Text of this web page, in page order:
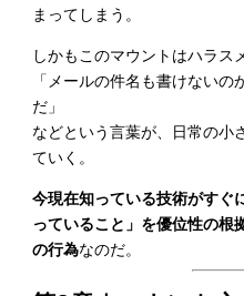
まってしまう。
しかもこのマウントはハラス
「メールの件名も書けない
だ」
などという言葉が、日常の小
ていく。
今現在知っている技術がすぐ
っていること」を優位性の根
の行為なのだ。